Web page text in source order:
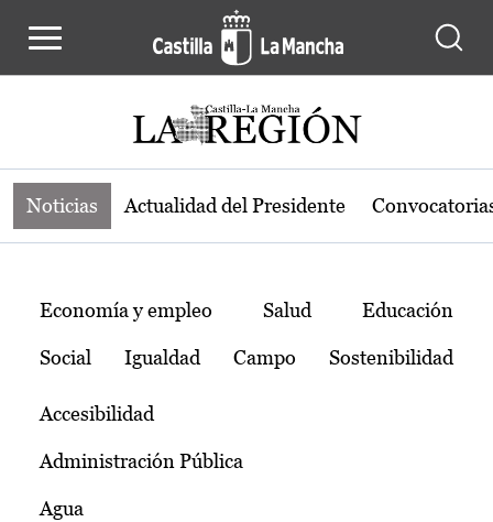
Noticias de la región de Castilla-La
Noticias Actualidad del Presidente
Temas
Economía y empleo Salud Educación
Social Igualdad Campo Sostenibilidad
Accesibilidad
Administración Pública
Agua